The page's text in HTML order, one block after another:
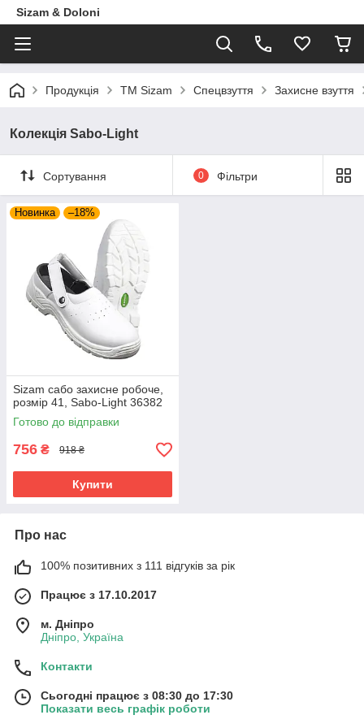
Sizam & Doloni
Продукцiя ТМ Sizam Спецвзуття Захисне взуття
Колекція Sabo-Light
Сортування 0 Фільтри
Новинка –18%
Sizam сабо захисне робоче,
розмір 41, Sabo-Light 36382
Готово до відправки
756 ₴ 918 ₴
Купити
Про нас
100% позитивних з 111 відгуків за рік
Працює з 17.10.2017
м. Дніпро
Дніпро, Україна
Контакти
Сьогодні працює з 08:30 до 17:30
Показати весь графік роботи